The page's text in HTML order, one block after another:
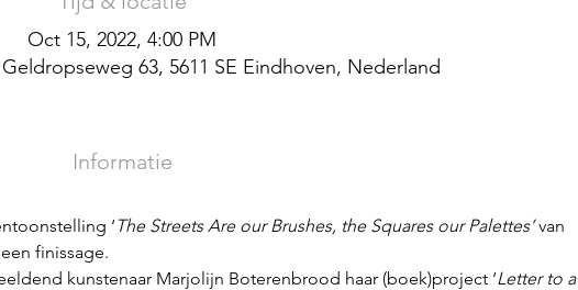
Oct 15, 2022, 4:00 PM
63, 5611 SE Eindhoven, Nederland
Informatie
‘ The Streets Are our Brushes, the Squares our Palettes’ van
finissage.
kunstenaar Marjolijn Boterenbrood haar (boek)project ‘Letter to a